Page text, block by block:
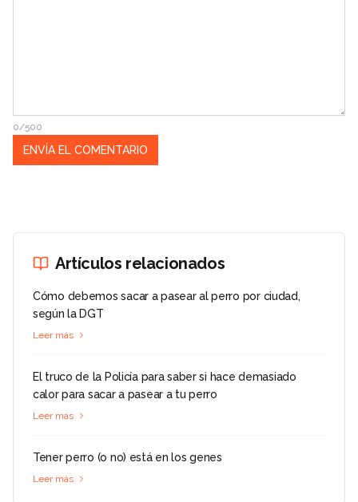
0/500
Artículos relacionados
Cómo debemos sacar a pasear al perro por ciudad,
según la DGT
Leer más
El truco de la Policía para saber si hace demasiado
calor para sacar a pasear a tu perro
Leer más
Tener perro (o no) está en los genes
Leer más